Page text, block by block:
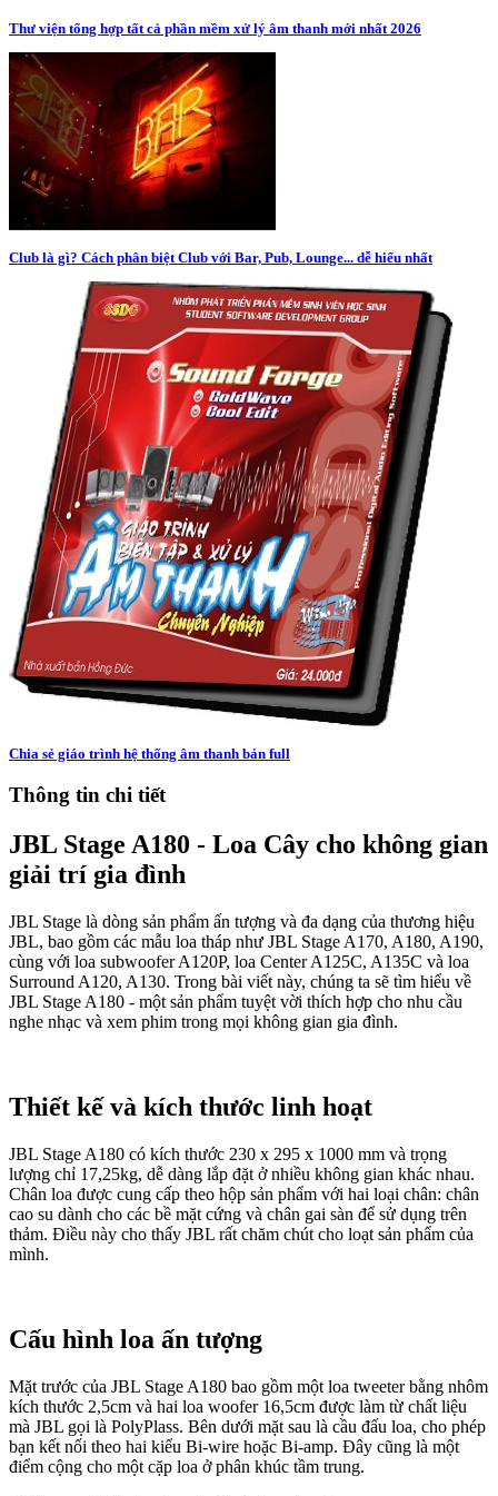
Thư viện tổng hợp tất cả phần mềm xử lý âm thanh mới nhất 2026
Club là gì? Cách phân biệt Club với Bar, Pub, Lounge... dễ hiểu nhất
Chia sẻ giáo trình hệ thống âm thanh bản full
Thông tin chi tiết
JBL Stage A180 - Loa Cây cho không gian
giải trí gia đình
JBL Stage là dòng sản phẩm ấn tượng và đa dạng của thương hiệu
JBL, bao gồm các mẫu loa tháp như JBL Stage A170, A180, A190,
cùng với loa subwoofer A120P, loa Center A125C, A135C và loa
Surround A120, A130. Trong bài viết này, chúng ta sẽ tìm hiểu về
JBL Stage A180 - một sản phẩm tuyệt vời thích hợp cho nhu cầu
nghe nhạc và xem phim trong mọi không gian gia đình.
Thiết kế và kích thước linh hoạt
JBL Stage A180 có kích thước 230 x 295 x 1000 mm và trọng
lượng chỉ 17,25kg, dễ dàng lắp đặt ở nhiều không gian khác nhau.
Chân loa được cung cấp theo hộp sản phẩm với hai loại chân: chân
cao su dành cho các bề mặt cứng và chân gai sàn để sử dụng trên
thảm. Điều này cho thấy JBL rất chăm chút cho loạt sản phẩm của
mình.
Cấu hình loa ấn tượng
Mặt trước của JBL Stage A180 bao gồm một loa tweeter bằng nhôm
kích thước 2,5cm và hai loa woofer 16,5cm được làm từ chất liệu
mà JBL gọi là PolyPlass. Bên dưới mặt sau là cầu đấu loa, cho phép
bạn kết nối theo hai kiểu Bi-wire hoặc Bi-amp. Đây cũng là một
điểm cộng cho một cặp loa ở phân khúc tầm trung.